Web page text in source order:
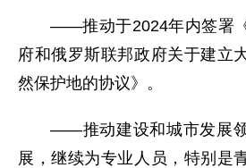
——推动于2024年内签署
府和俄罗斯联邦政府关于建立
然保护地的协议》。
——推动建设和城市发展
展，继续为专业人员，特别是